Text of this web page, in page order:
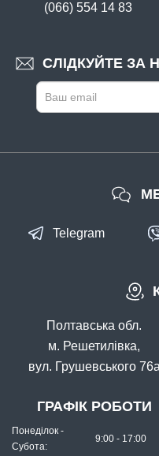
10 грн
#ZPD-25G-25
12 грн
Грузило
(066) 554 14 83
СЛІДКУЙТЕ ЗА
Полтавська обл.
м. Решетилівка,
вул. Грушевського 76а
ГРАФІК РОБОТИ
Понеділок -
Субота:
9:00 - 17:00
Telegram